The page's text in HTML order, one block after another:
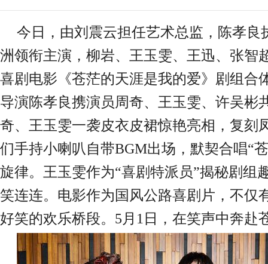
今日，由刘震云担任艺术总监，陈孝良
洲领衔主演，柳岩、王玉雯、王迅、张智
喜剧电影《苍茫的天涯是我的爱》剧组合
导演陈孝良携演员周奇、王玉雯、许吴彬
奇、王玉雯一袭皮衣皮裙惊艳亮相，复刻
们手持小喇叭自带BGM出场，默契合唱“
旋律。王玉雯作为“喜剧特派员”揭秘剧组
笑连连。电影作为国风公路喜剧片，不仅
好笑的欢乐桥段。5月1日，在笑声中奔赴